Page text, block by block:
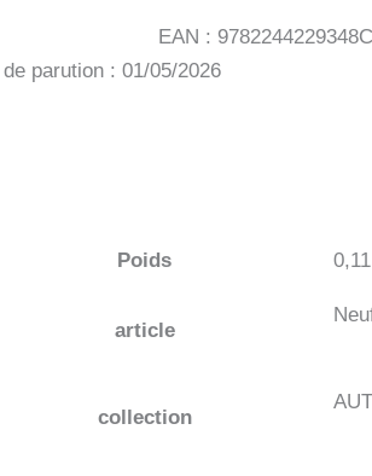
EAN : 9782244229348
de parution : 01/05/2026
Poids
article
collection